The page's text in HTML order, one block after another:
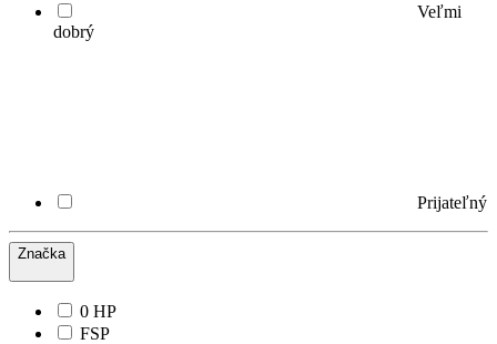
Veľmi
dobrý
Prijateľný
Značka
0 HP
FSP